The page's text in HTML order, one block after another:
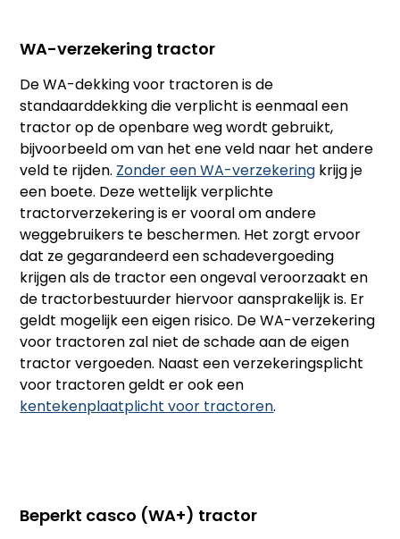
WA-verzekering tractor
De WA-dekking voor tractoren is de
standaarddekking die verplicht is eenmaal een
tractor op de openbare weg wordt gebruikt,
bijvoorbeeld om van het ene veld naar het andere
veld te rijden. Zonder een WA-verzekering krijg je
een boete. Deze wettelijk verplichte
tractorverzekering is er vooral om andere
weggebruikers te beschermen. Het zorgt ervoor
dat ze gegarandeerd een schadevergoeding
krijgen als de tractor een ongeval veroorzaakt en
de tractorbestuurder hiervoor aansprakelijk is. Er
geldt mogelijk een eigen risico. De WA-verzekering
voor tractoren zal niet de schade aan de eigen
tractor vergoeden. Naast een verzekeringsplicht
voor tractoren geldt er ook een
kentekenplaatplicht voor tractoren.
Beperkt casco (WA+) tractor